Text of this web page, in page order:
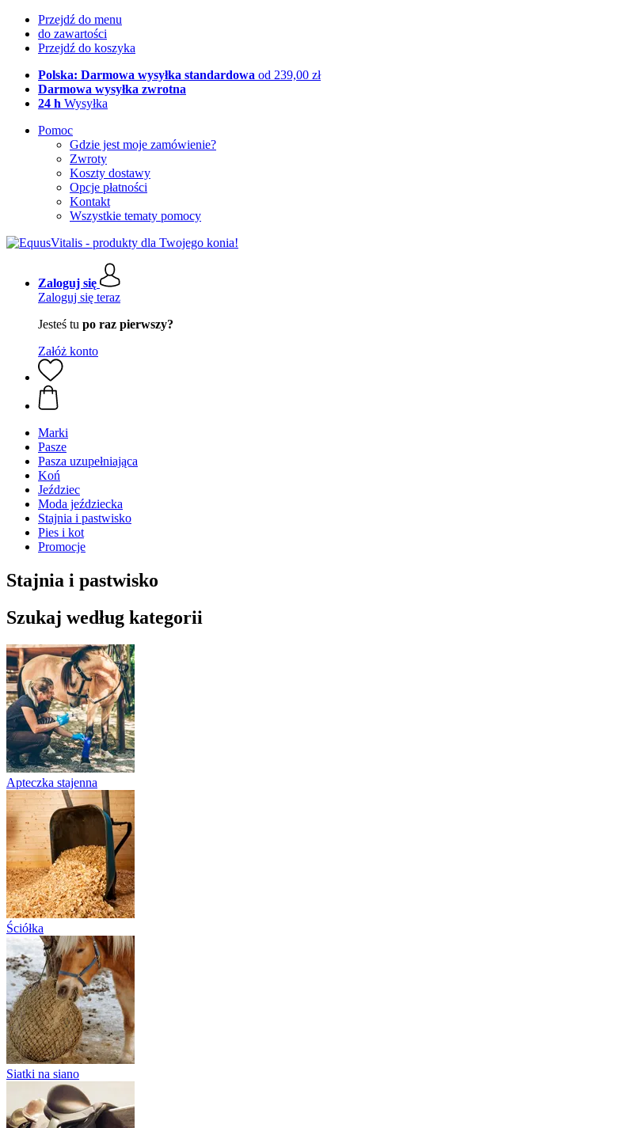
Przejdź do menu
do zawartości
Przejdź do koszyka
Polska: Darmowa wysyłka standardowa od 239,00 zł
Darmowa wysyłka zwrotna
24 h Wysyłka
Pomoc
Gdzie jest moje zamówienie?
Zwroty
Koszty dostawy
Opcje płatności
Kontakt
Wszystkie tematy pomocy
Zaloguj się
Zaloguj się teraz
Jesteś tu po raz pierwszy?
Załóż konto
Marki
Pasze
Pasza uzupełniająca
Koń
Jeździec
Moda jeździecka
Stajnia i pastwisko
Pies i kot
Promocje
Stajnia i pastwisko
Szukaj według kategorii
Apteczka stajenna
Ściółka
Siatki na siano